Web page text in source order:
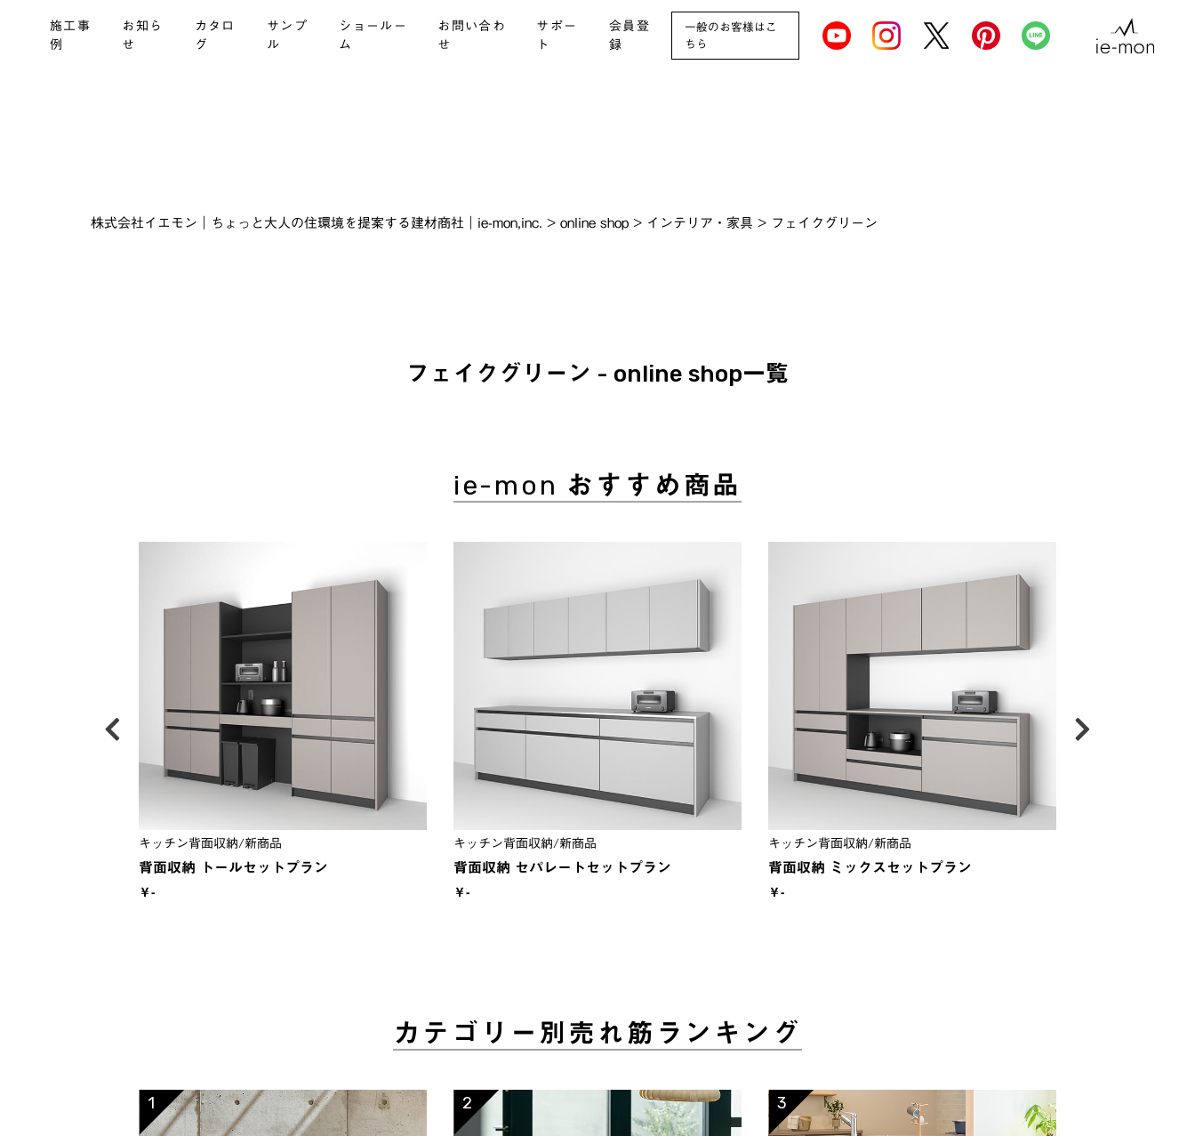
施工事
例
お知ら
せ
カタロ
グ
サンプ
ル
ショールー
ム
お問い合わ
せ
サポー
ト
会員登
録
一般のお客様はこ
ちら
株式会社イエモン｜ちょっと大人の住環境を提案する建材商社｜ie-mon,inc. > online shop > インテリア・家具 > フェイクグリーン
フェイクグリーン - online shop一覧
ie-mon おすすめ商品
キッチン背面収納/新商品
背面収納 トールセットプラン
￥-
キッチン背面収納/新商品
背面収納 セパレートセットプラン
￥-
キッチン背面収納/新商品
背面収納 ミックスセットプラン
￥-
カテゴリー別売れ筋ランキング
1 2 3